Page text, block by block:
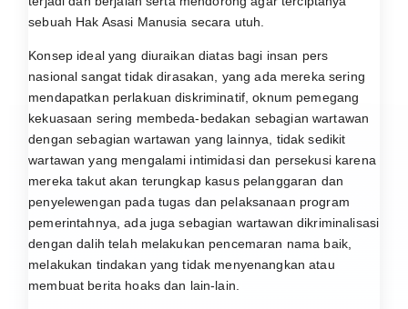
sebuah Hak Asasi Manusia secara utuh.
Konsep ideal yang diuraikan diatas bagi insan pers
nasional sangat tidak dirasakan, yang ada mereka sering
mendapatkan perlakuan diskriminatif, oknum pemegang
kekuasaan sering membeda-bedakan sebagian wartawan
dengan sebagian wartawan yang lainnya, tidak sedikit
wartawan yang mengalami intimidasi dan persekusi karena
mereka takut akan terungkap kasus pelanggaran dan
penyelewengan pada tugas dan pelaksanaan program
pemerintahnya, ada juga sebagian wartawan dikriminalisasi
dengan dalih telah melakukan pencemaran nama baik,
melakukan tindakan yang tidak menyenangkan atau
membuat berita hoaks dan lain-lain.